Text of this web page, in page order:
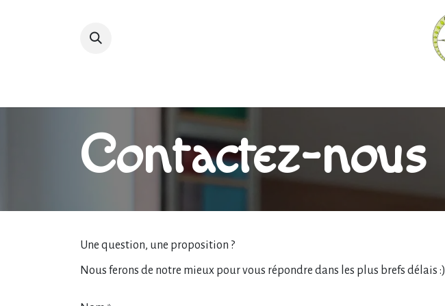
Contactez-nous
Une question, une proposition ?
Nous ferons de notre mieux pour vous répondre dans les plus brefs délais :)